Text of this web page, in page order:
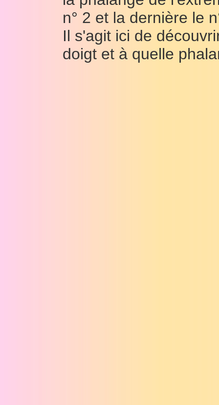
n° 2 et la dernière le
Il s'agit ici de
doigt et à quelle